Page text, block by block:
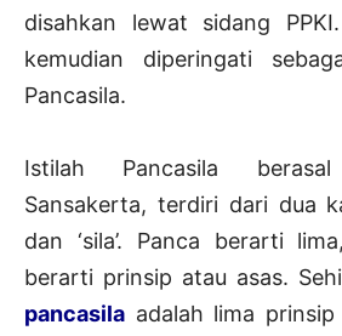
disahkan lewat sidang
kemudian diperingati
Pancasila.
Istilah Pancasila
Sansakerta, terdiri dari dua
dan ‘sila’. Panca berarti
berarti prinsip atau asas.
pancasila adalah lima